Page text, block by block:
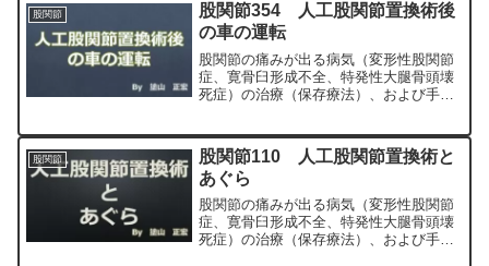
股関節
股関節354 人工股関節置換術後
の車の運転
股関節の痛みが出る病気（変形性股関節
症、寛骨臼形成不全、特発性大腿骨頭壊
死症）の治療（保存療法）、および手術
科専門医（人工関節手術を専門）の塗山
正宏が色々と説明します。
股関節
股関節110 人工股関節置換術と
あぐら
股関節の痛みが出る病気（変形性股関節
症、寛骨臼形成不全、特発性大腿骨頭壊
死症）の治療（保存療法）、および手術